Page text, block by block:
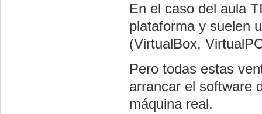
En el caso del aula
plataforma y suelen
(VirtualBox,
Pero todas estas
arrancar el software
máquina real.